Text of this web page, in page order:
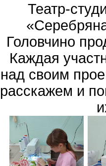
Театр-
Головчино
Каждая
над своим
расскажем и